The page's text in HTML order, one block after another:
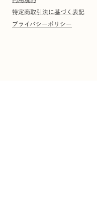
特定商取引法に基づく表記
プライバシーポリシー